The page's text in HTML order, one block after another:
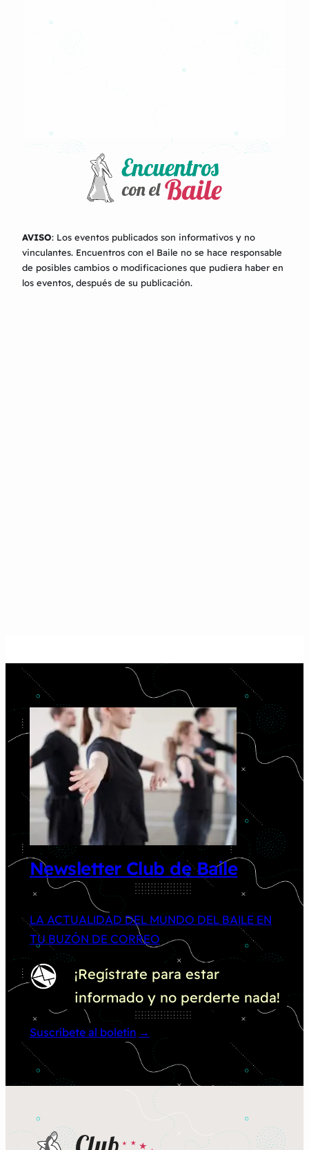
AVISO: Los eventos publicados son informativos y no
vinculantes. Encuentros con el Baile no se hace responsable
de posibles cambios o modificaciones que pudiera haber en
los eventos, después de su publicación.
Newsletter Club de Baile
LA ACTUALIDAD DEL MUNDO DEL BAILE EN
TU BUZÓN DE CORREO
¡Regístrate para estar
informado y no perderte nada!
Suscríbete al boletín